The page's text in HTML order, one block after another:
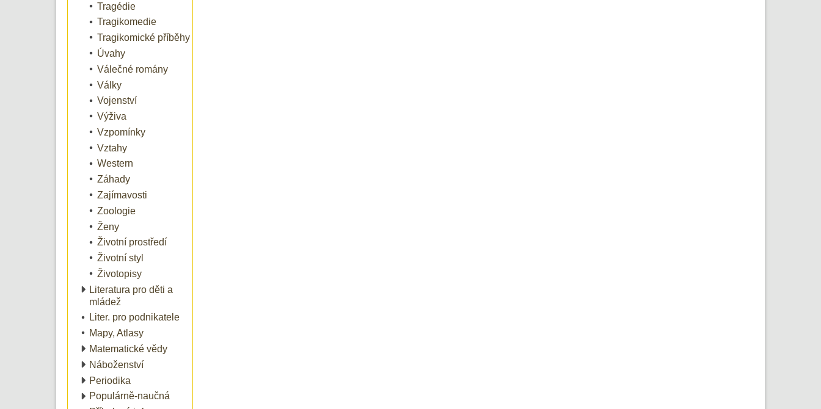
Tragédie
Tragikomedie
Tragikomické příběhy
Úvahy
Válečné romány
Války
Vojenství
Výživa
Vzpomínky
Vztahy
Western
Záhady
Zajímavosti
Zoologie
Ženy
Životní prostředí
Životní styl
Životopisy
Literatura pro děti a
mládež
Liter. pro podnikatele
Mapy, Atlasy
Matematické vědy
Náboženství
Periodika
Populárně-naučná